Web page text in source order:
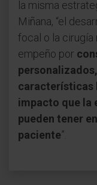
la misma
Miñana, “el
focal o la cirugía
empeño por
características
impacto que la
pueden tener
paciente”.